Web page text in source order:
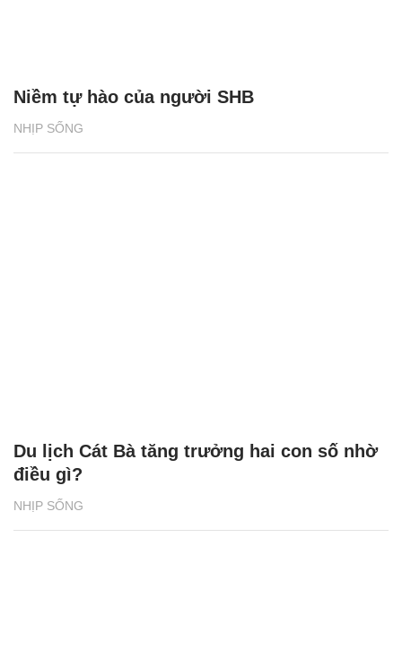
NHỊP SỐNG
Niềm tự hào của người SHB
NHỊP SỐNG
Du lịch Cát Bà tăng trưởng hai con số nhờ
điều gì?